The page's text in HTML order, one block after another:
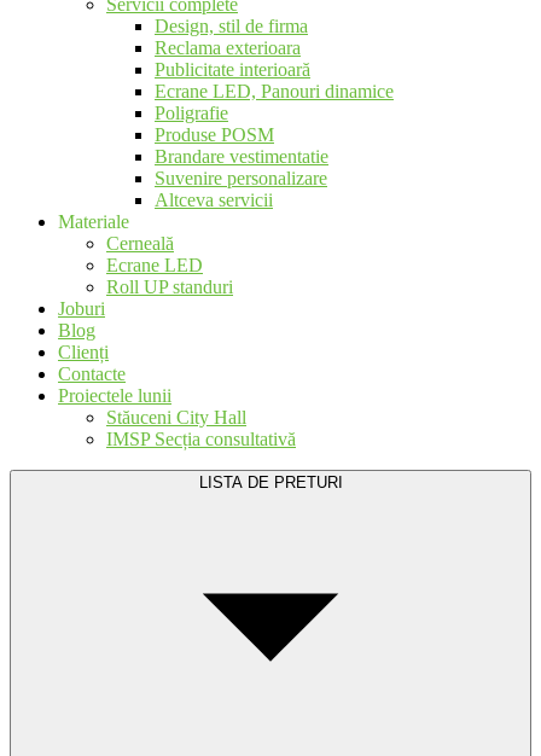
Servicii complete
Design, stil de firma
Reclama exterioara
Publicitate interioară
Ecrane LED, Panouri dinamice
Poligrafie
Produse POSM
Brandare vestimentatie
Suvenire personalizare
Altceva servicii
Materiale
Cerneală
Ecrane LED
Roll UP standuri
Joburi
Blog
Clienți
Contacte
Proiectele lunii
Stăuceni City Hall
IMSP Secția consultativă
LISTA DE PRETURI